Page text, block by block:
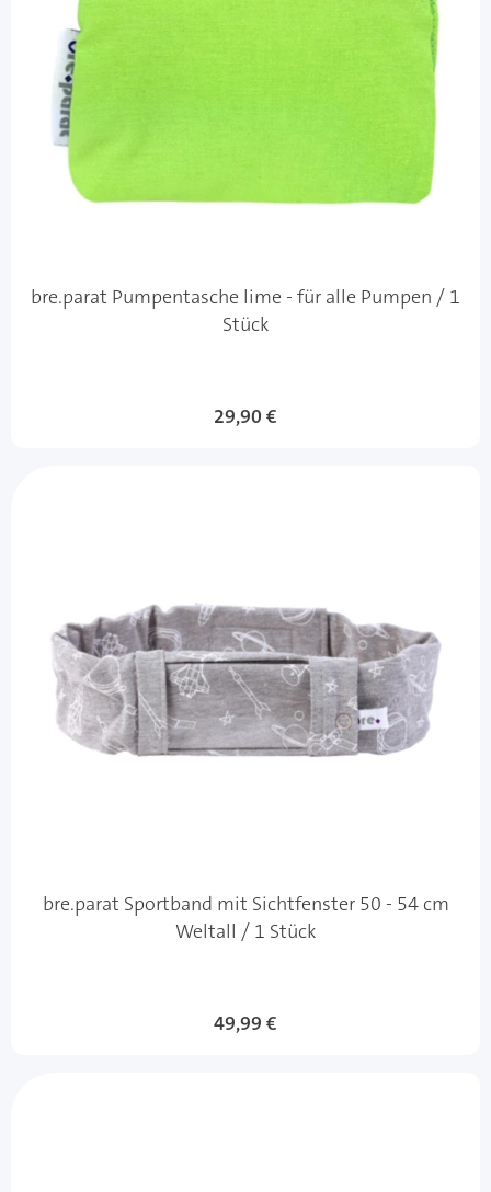
bre.parat Pumpentasche lime - für alle Pumpen / 1
Stück
29,90 €
bre.parat Sportband mit Sichtfenster 50 - 54 cm
Weltall / 1 Stück
49,99 €